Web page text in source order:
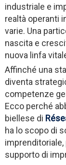
industriale e
realtà operanti
varie. Una
nascita e
nuova linfa
Affinché una
diventa
competenze
Ecco perché
biellese di
ha lo scopo di
supporto di